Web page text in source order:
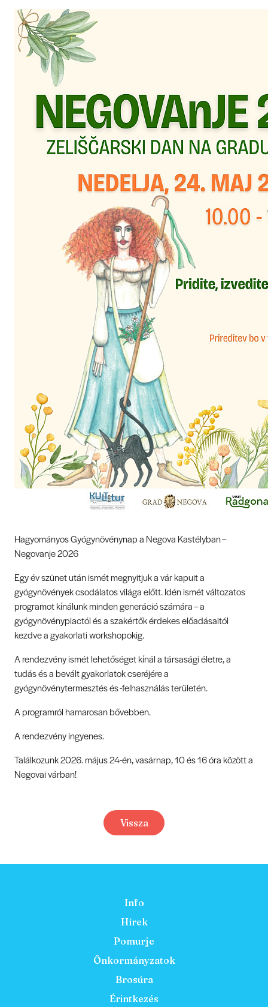
Hagyományos Gyógynövénynap a Negova Kastélyban –
Negovanje 2026
Egy év szünet után ismét megnyitjuk a vár kapuit a
gyógynövények csodálatos világa előtt. Idén ismét változatos
programot kínálunk minden generáció számára – a
gyógynövénypiactól és a szakértők érdekes előadásaitól
kezdve a gyakorlati workshopokig.
A rendezvény ismét lehetőséget kínál a társasági életre, a
tudás és a bevált gyakorlatok cseréjére a
gyógynövénytermesztés és -felhasználás területén.
A programról hamarosan bővebben.
A rendezvény ingyenes.
Találkozunk 2026. május 24-én, vasárnap, 10 és 16 óra között a
Negovai várban!
Vissza
Info
Hírek
Pomurje
Önkormányzatok
Brosúra
Érintkezés